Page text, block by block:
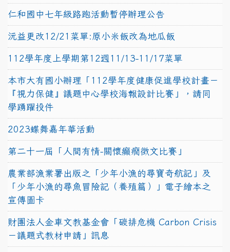
仁和國中七年級路跑活動暫停辦理公告
沅益更改12/21菜單:原小米飯改為地瓜飯
112學年度上學期第12週11/13-11/17菜單
本市大有國小辦理「112學年度健康促進學校計畫－
『視力保健』議題中心學校海報設計比賽」，請同
學踴躍投件
2023蝶舞嘉年華活動
第二十一屆「人間有情-關懷癲癇徵文比賽」
農業部漁業署出版之「少年小漁的尋寶奇航記」及
「少年小漁的尋魚冒險記（養殖篇）」電子繪本之
宣傳圖卡
財團法人金車文教基金會「碳排危機 Carbon Crisis
－議題式教材申請」訊息